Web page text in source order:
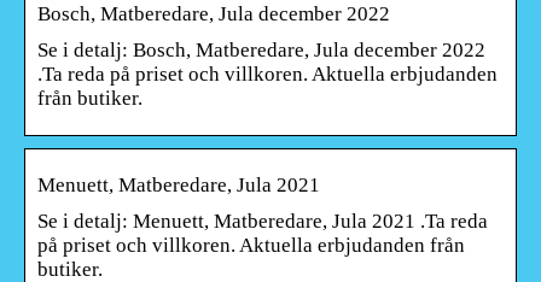
Bosch, Matberedare, Jula december 2022
Se i detalj: Bosch, Matberedare, Jula december 2022
.Ta reda på priset och villkoren. Aktuella erbjudanden
från butiker.
Menuett, Matberedare, Jula 2021
Se i detalj: Menuett, Matberedare, Jula 2021 .Ta reda
på priset och villkoren. Aktuella erbjudanden från
butiker.